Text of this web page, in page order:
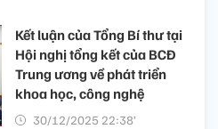
Kết luận của Tổng Bí thư tại
Hội nghị tổng kết của BCĐ
Trung ương về phát triển
khoa học, công nghệ
30/12/2025 22:38’